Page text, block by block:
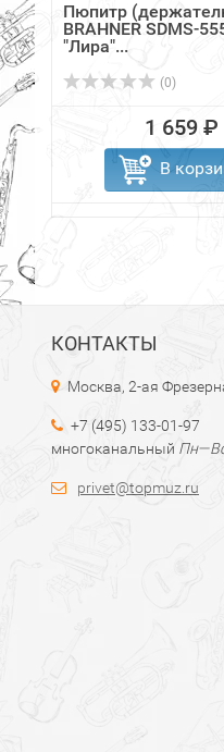
Пюпитр
BRAHNER SDMS-
"Лира"...
(0)
1 659 ₽
В
КОНТАКТЫ
Москва, 2-ая
+7 (495) 133-01-97
многоканальный
privet@topmuz.ru